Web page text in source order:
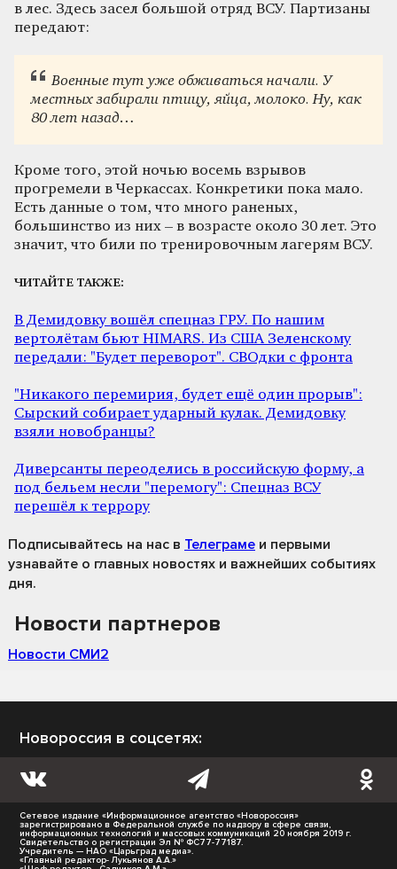
в лес. Здесь засел большой отряд ВСУ. Партизаны
передают:
Военные тут уже обживаться начали. У
местных забирали птицу, яйца, молоко. Ну, как
80 лет назад…
Кроме того, этой ночью восемь взрывов
прогремели в Черкассах. Конкретики пока мало.
Есть данные о том, что много раненых,
большинство из них – в возрасте около 30 лет. Это
значит, что били по тренировочным лагерям ВСУ.
ЧИТАЙТЕ ТАКЖЕ:
В Демидовку вошёл спецназ ГРУ. По нашим
вертолётам бьют HIMARS. Из США Зеленскому
передали: "Будет переворот". СВОдки с фронта
"Никакого перемирия, будет ещё один прорыв":
Сырский собирает ударный кулак. Демидовку
взяли новобранцы?
Диверсанты переоделись в российскую форму, а
под бельем несли "перемогу": Спецназ ВСУ
перешёл к террору
Подписывайтесь на нас в Телеграме и первыми
узнавайте о главных новостях и важнейших событиях
дня.
Новости партнеров
Новости СМИ2
Новороссия в соцсетях:
Сетевое издание «Информационное агентство «Новороссия»
зарегистрировано в Федеральной службе по надзору в сфере связи,
информационных технологий и массовых коммуникаций 20 ноября 2019 г.
Свидетельство о регистрации Эл № ФС77-77187.
Учредитель — НАО «Царьград медиа».
«Главный редактор- Лукьянов А.А.»